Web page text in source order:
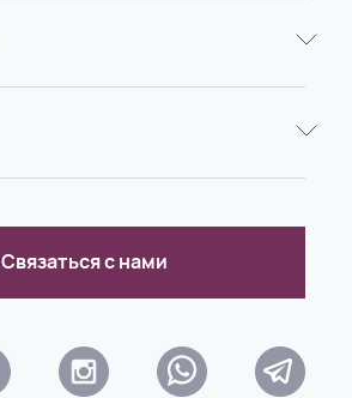
Связаться с нами